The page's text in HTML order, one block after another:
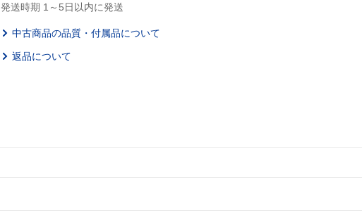
発送時期 1～5日以内に発送
中古商品の品質・付属品について
返品について